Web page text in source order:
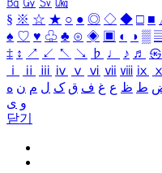
§ ※ ☆ ★ ○ ● ◎ ◇ ◆ □ ■
♠ ♡ ♥ ♧ ♣ ⊙ ◈ ▣ ◐ ◑ ▒
‡ ↕ ↗ ↙ ↖ ↘ ♭ ♩ ♪ ♬ ㉿
ⅰ
ⅱ ⅲ ⅳ ⅴ ⅵ ⅶ ⅷ ⅸ ⅹ
ط ظ ع غ ف ق ک ل م ن ه
و ی
닫기